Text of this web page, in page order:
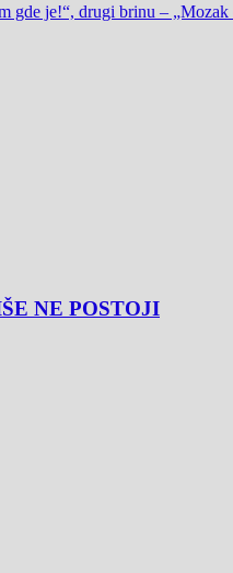
je!“, drugi brinu – „Mozak
NE POSTOJI